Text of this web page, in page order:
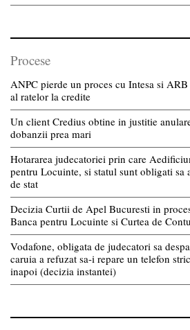
Procese
ANPC pierde un proces cu Intesa si
al ratelor la credite
Un client Credius obtine in justitie
dobanzii prea mari
Hotararea judecatoriei prin care
pentru Locuinte, si statul sunt obligati
de stat
Decizia Curtii de Apel Bucuresti in
Banca pentru Locuinte si Curtea de
Vodafone, obligata de judecatori sa
caruia a refuzat sa-i repare un telefon
inapoi (decizia instantei)